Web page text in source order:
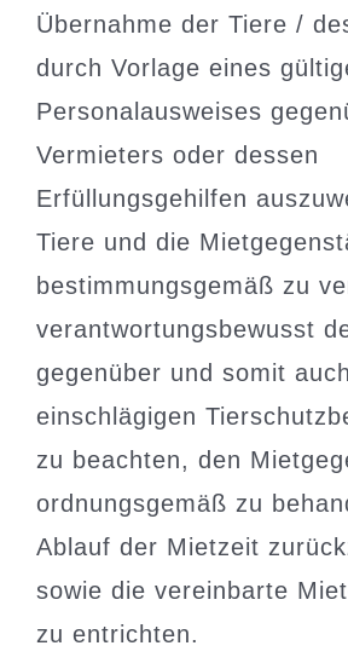
Übernahme der Tiere /
durch Vorlage eines
Personalausweises
Vermieters oder dessen
Erfüllungsgehilfen
Tiere und die
bestimmungsgemäß zu
verantwortungsbewusst
gegenüber und somit
einschlägigen
zu beachten, den
ordnungsgemäß zu
Ablauf der Mietzeit
sowie die vereinbarte
zu entrichten.